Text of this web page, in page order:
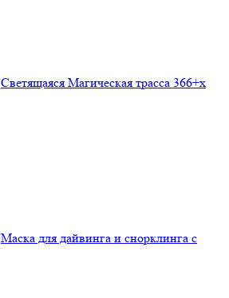
Светящаяся Магическая трасса 366+x
Маска для дайвинга и снорклинга с